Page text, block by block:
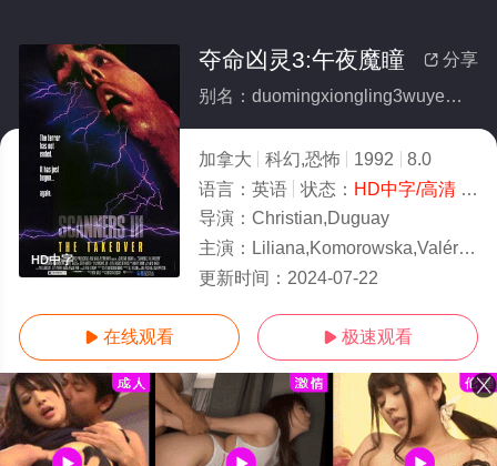
HD中字
 分享
夺命凶灵3:午夜魔瞳
别名：duomingxiongling3wuyemotong
加拿大 科幻,恐怖 1992
8.0
语言： 英语 状态： HD中字/高清- 免费在线观看
导演： Christian,Duguay
主演： Liliana,Komorowska,Valérie,Valois,Steve,Parrish
更新时间： 2024-07-22
 在线观看  极速观看